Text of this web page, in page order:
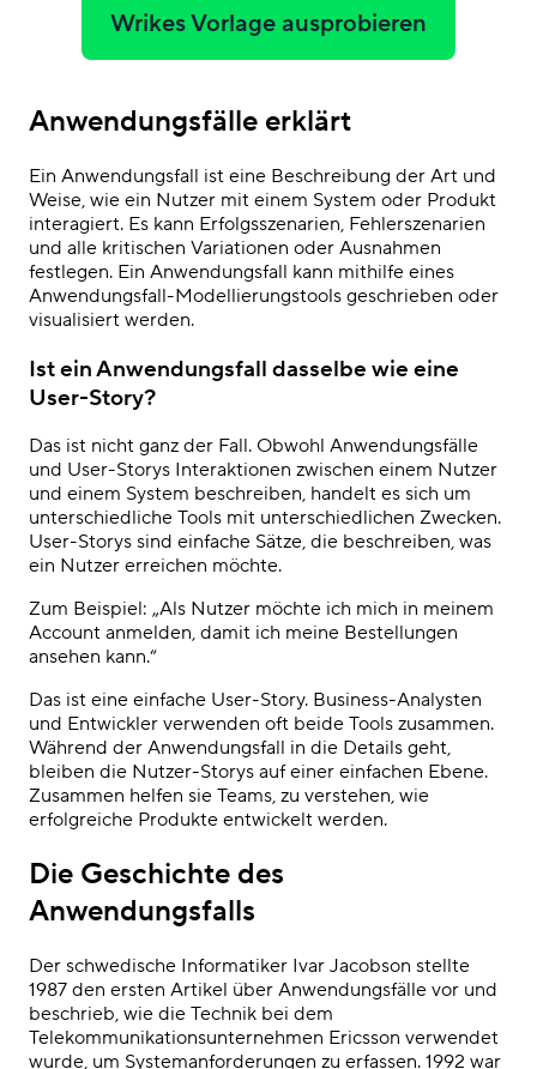
Wrikes Vorlage ausprobieren
Anwendungsfälle erklärt
Ein Anwendungsfall ist eine Beschreibung der Art und
Weise, wie ein Nutzer mit einem System oder Produkt
interagiert. Es kann Erfolgsszenarien, Fehlerszenarien
und alle kritischen Variationen oder Ausnahmen
festlegen. Ein Anwendungsfall kann mithilfe eines
Anwendungsfall-Modellierungstools geschrieben oder
visualisiert werden.
Ist ein Anwendungsfall dasselbe wie eine
User-Story?
Das ist nicht ganz der Fall. Obwohl Anwendungsfälle
und User-Storys Interaktionen zwischen einem Nutzer
und einem System beschreiben, handelt es sich um
unterschiedliche Tools mit unterschiedlichen Zwecken.
User-Storys sind einfache Sätze, die beschreiben, was
ein Nutzer erreichen möchte.
Zum Beispiel: „Als Nutzer möchte ich mich in meinem
Account anmelden, damit ich meine Bestellungen
ansehen kann.“
Das ist eine einfache User-Story. Business-Analysten
und Entwickler verwenden oft beide Tools zusammen.
Während der Anwendungsfall in die Details geht,
bleiben die Nutzer-Storys auf einer einfachen Ebene.
Zusammen helfen sie Teams, zu verstehen, wie
erfolgreiche Produkte entwickelt werden.
Die Geschichte des
Anwendungsfalls
Der schwedische Informatiker Ivar Jacobson stellte
1987 den ersten Artikel über Anwendungsfälle vor und
beschrieb, wie die Technik bei dem
Telekommunikationsunternehmen Ericsson verwendet
wurde, um Systemanforderungen zu erfassen. 1992 war